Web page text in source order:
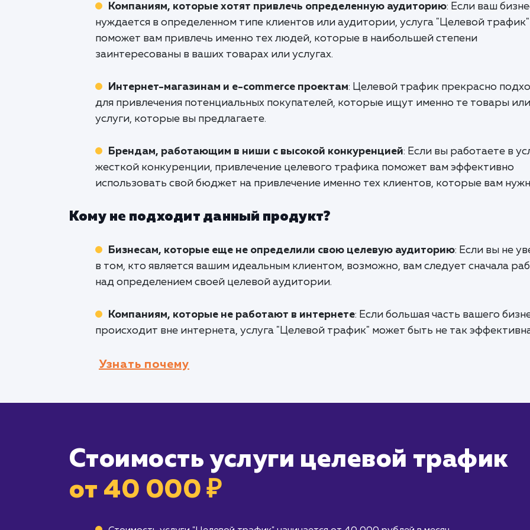
Компаниям, которые хотят привлечь определенную аудиторию: Если ваш
нуждается в определенном типе клиентов или аудитории, услуга "Целевой трафик"
поможет вам привлечь именно тех людей, которые в наибольшей степени
заинтересованы в ваших товарах или услугах.
Интернет-магазинам и e-commerce проектам: Целевой трафик прекрасно
для привлечения потенциальных покупателей, которые ищут именно те товары или
услуги, которые вы предлагаете.
Брендам, работающим в ниши с высокой конкуренцией: Если вы работаете в
жесткой конкуренции, привлечение целевого трафика поможет вам эффективно
использовать свой бюджет на привлечение именно тех клиентов, которые вам
Кому не подходит данный продукт?
Бизнесам, которые еще не определили свою целевую аудиторию: Если вы не
в том, кто является вашим идеальным клиентом, возможно, вам следует сначала
над определением своей целевой аудитории.
Компаниям, которые не работают в интернете: Если большая часть вашего
происходит вне интернета, услуга "Целевой трафик" может быть не так
Узнать почему
Стоимость услуги целевой трафик
от 40 000 ₽